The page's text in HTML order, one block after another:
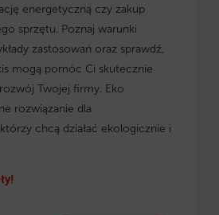
energetyczną czy zakup
sprzętu. Poznaj warunki
zastosowań oraz sprawdź,
mogą pomóc Ci skutecznie
Twojej firmy. Eko
rozwiązanie dla
chcą działać ekologicznie i